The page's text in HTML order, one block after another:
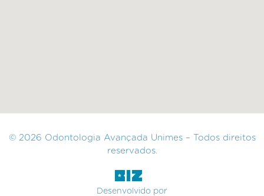
© 2026 Odontologia Avançada Unimes – Todos direitos
reservados.
Desenvolvido por